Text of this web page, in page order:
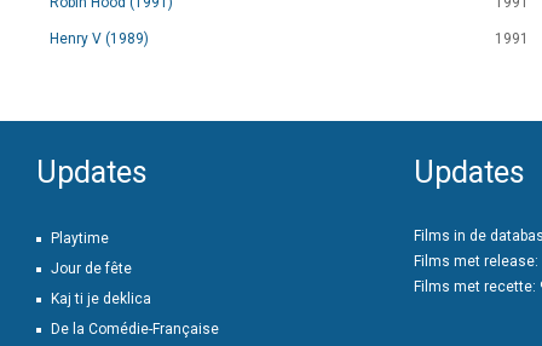
Henry V (1989) 1991
Updates
Playtime
Jour de fête
Kaj ti je deklica
De la Comédie-Française
Updates
Films in de
Films met release:
Films met recette: